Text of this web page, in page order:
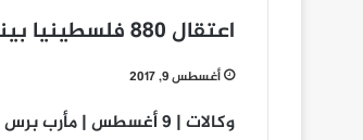
اعتقال 880 فلسطينيا بينهم نساء وأطفال خلال يوليو الماضي
أغسطس 9, 2017
وكالات | 9 أغسطس | مأرب برس :